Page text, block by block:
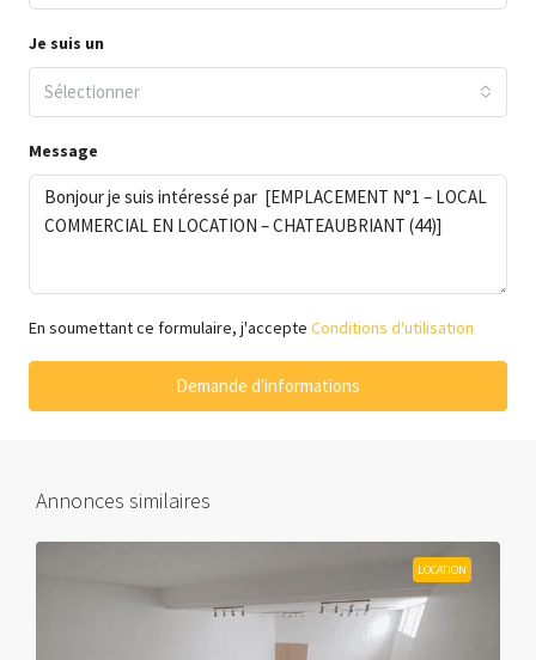
Je suis un
Sélectionner
Message
En soumettant ce formulaire, j'accepte Conditions d'utilisation
Demande d'informations
Annonces similaires
LOCATION